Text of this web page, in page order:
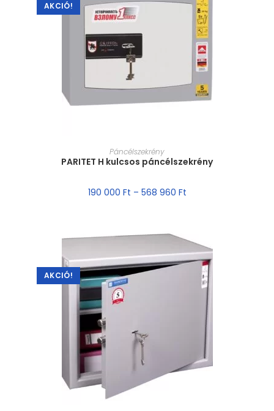
AKCIÓ!
MÉRET VÁLASZTÁSA
Páncélszekrény
PARITET H kulcsos páncélszekrény
190 000 Ft – 568 960 Ft
AKCIÓ!